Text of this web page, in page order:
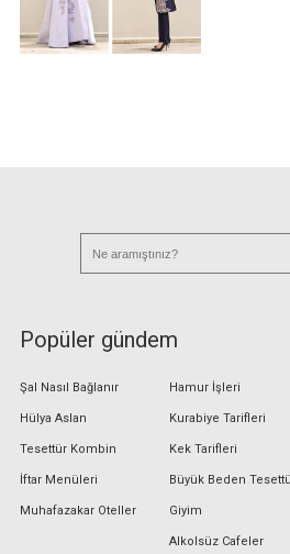
Popüler gündem
Şal Nasıl Bağlanır
Hülya Aslan
Tesettür Kombin
İftar Menüleri
Muhafazakar Oteller
Hamur İşleri
Kurabiye Tarifleri
Kek Tarifleri
Büyük Beden
Giyim
Alkolsüz Cafeler